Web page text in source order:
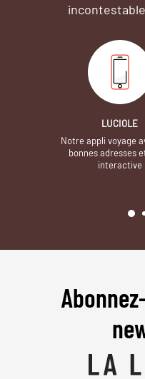
LUCIOLE
Notre appli voyage
bonnes adresses
interactive